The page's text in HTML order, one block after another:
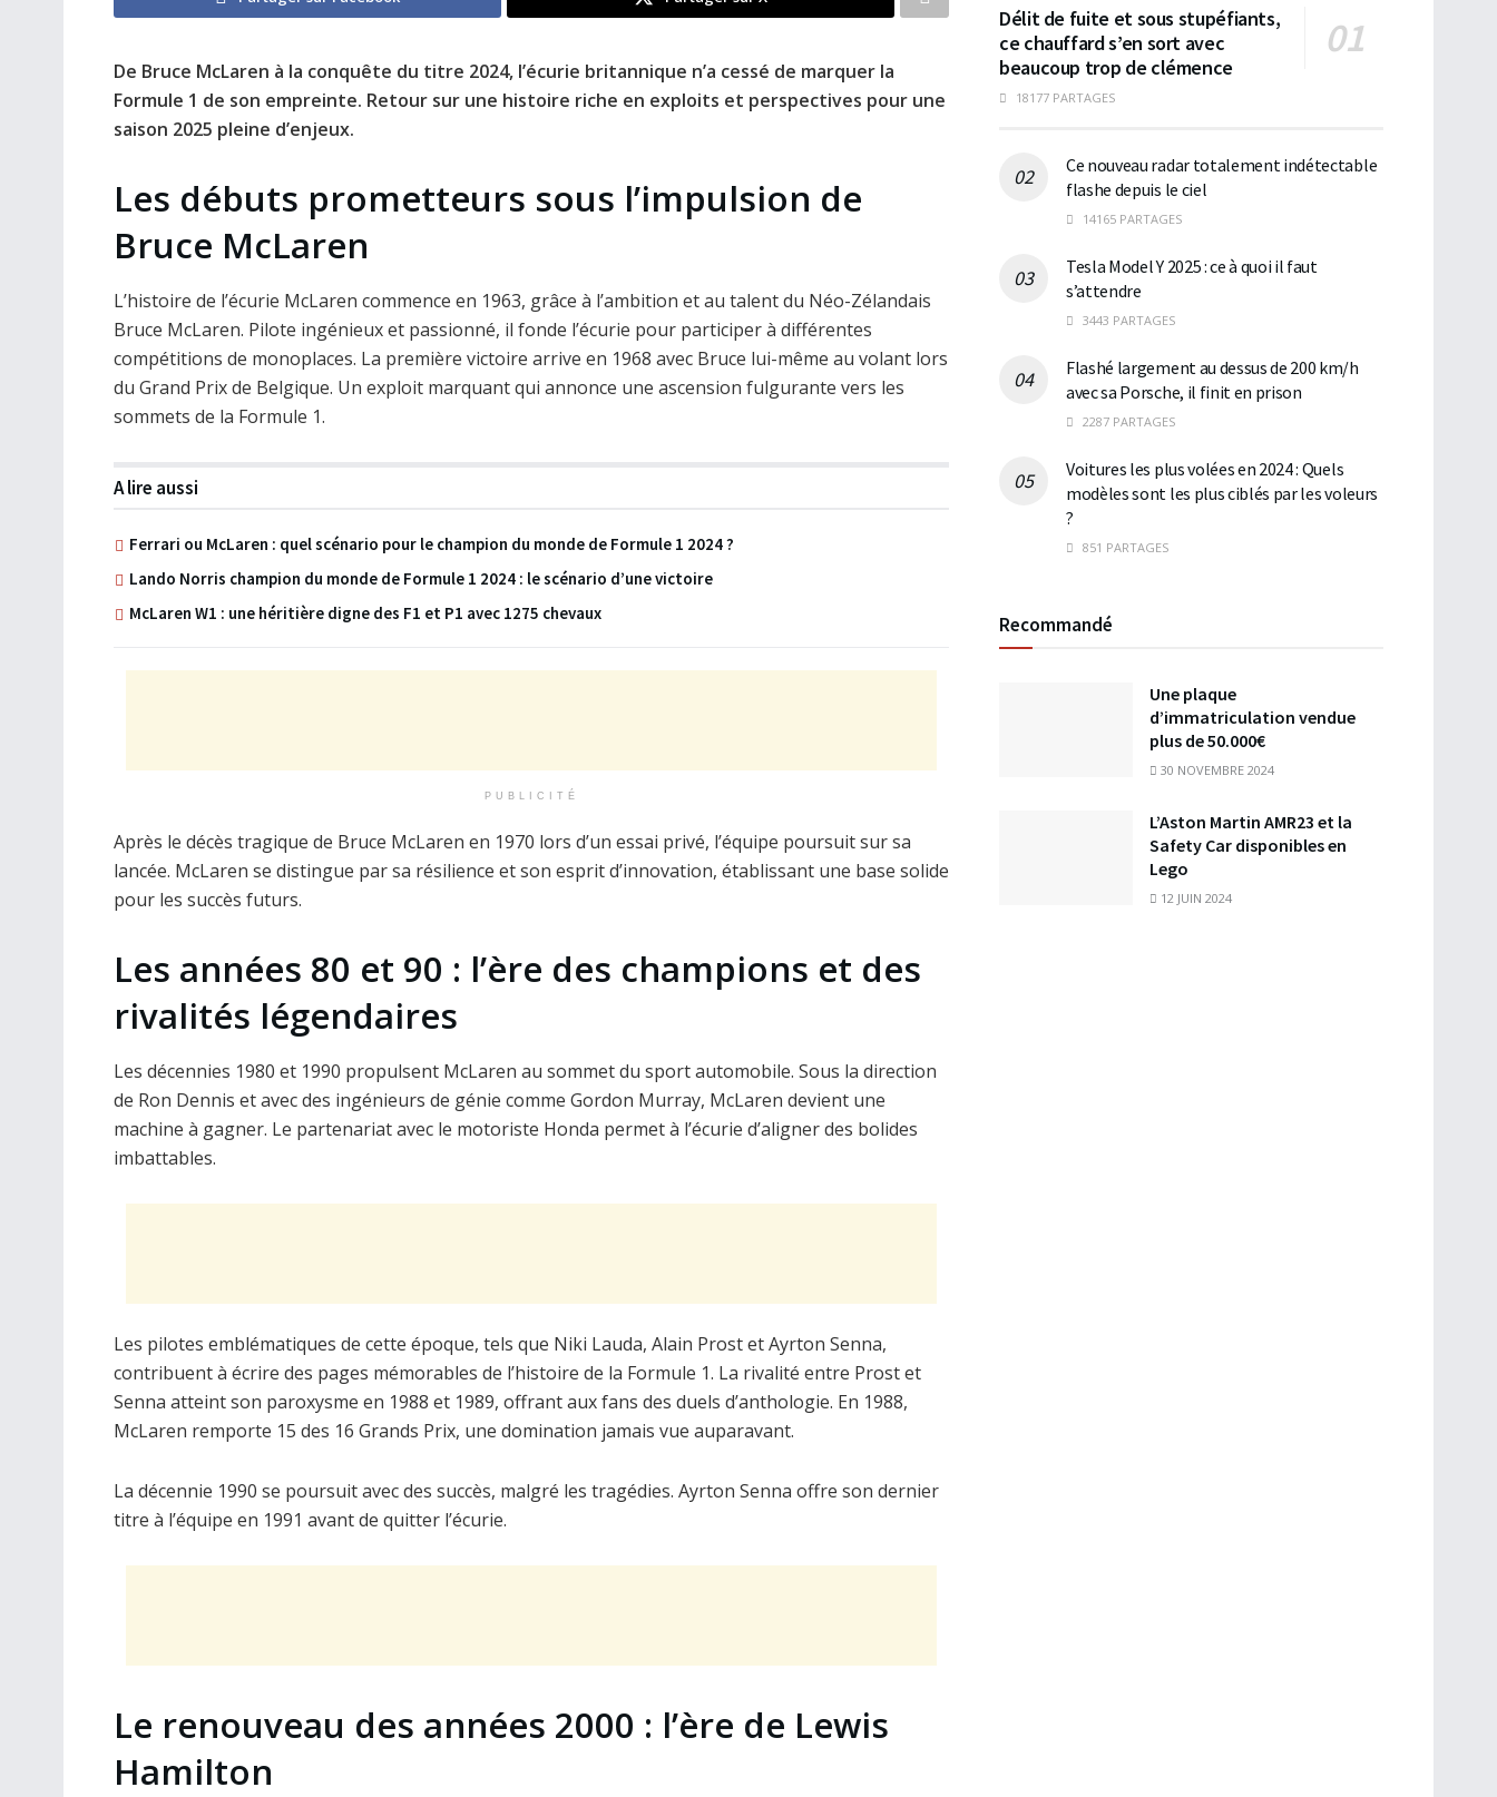
De Bruce McLaren à la conquête du titre 2024, l’écurie britannique n’a cessé de marquer la
Formule 1 de son empreinte. Retour sur une histoire riche en exploits et perspectives pour une
saison 2025 pleine d’enjeux.
Les débuts prometteurs sous l’impulsion de
Bruce McLaren
L’histoire de l’écurie McLaren commence en 1963, grâce à l’ambition et au talent du Néo-Zélandais
Bruce McLaren. Pilote ingénieux et passionné, il fonde l’écurie pour participer à différentes
compétitions de monoplaces. La première victoire arrive en 1968 avec Bruce lui-même au volant lors
du Grand Prix de Belgique. Un exploit marquant qui annonce une ascension fulgurante vers les
sommets de la Formule 1.
A lire aussi
Ferrari ou McLaren : quel scénario pour le champion du monde de Formule 1 2024 ?
Lando Norris champion du monde de Formule 1 2024 : le scénario d’une victoire
McLaren W1 : une héritière digne des F1 et P1 avec 1275 chevaux
PUBLICITÉ
Après le décès tragique de Bruce McLaren en 1970 lors d’un essai privé, l’équipe poursuit sur sa
lancée. McLaren se distingue par sa résilience et son esprit d’innovation, établissant une base solide
pour les succès futurs.
Les années 80 et 90 : l’ère des champions et des
rivalités légendaires
Les décennies 1980 et 1990 propulsent McLaren au sommet du sport automobile. Sous la direction
de Ron Dennis et avec des ingénieurs de génie comme Gordon Murray, McLaren devient une
machine à gagner. Le partenariat avec le motoriste Honda permet à l’écurie d’aligner des bolides
imbattables.
Les pilotes emblématiques de cette époque, tels que Niki Lauda, Alain Prost et Ayrton Senna,
contribuent à écrire des pages mémorables de l’histoire de la Formule 1. La rivalité entre Prost et
Senna atteint son paroxysme en 1988 et 1989, offrant aux fans des duels d’anthologie. En 1988,
McLaren remporte 15 des 16 Grands Prix, une domination jamais vue auparavant.
La décennie 1990 se poursuit avec des succès, malgré les tragédies. Ayrton Senna offre son dernier
titre à l’équipe en 1991 avant de quitter l’écurie.
Le renouveau des années 2000 : l’ère de Lewis
Hamilton
Délit de fuite et sous stupéfiants,
ce chauffard s’en sort avec
beaucoup trop de clémence
18177 PARTAGES
Ce nouveau radar totalement indétectable
flashe depuis le ciel
14165 PARTAGES
Tesla Model Y 2025 : ce à quoi il faut
s’attendre
3443 PARTAGES
Flashé largement au dessus de 200 km/h
avec sa Porsche, il finit en prison
2287 PARTAGES
Voitures les plus volées en 2024 : Quels
modèles sont les plus ciblés par les voleurs
?
851 PARTAGES
Recommandé
Une plaque
d’immatriculation vendue
plus de 50.000€
30 NOVEMBRE 2024
L’Aston Martin AMR23 et la
Safety Car disponibles en
Lego
12 JUIN 2024